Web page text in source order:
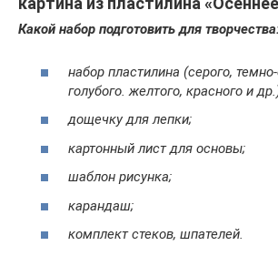
Какой набор подготовить для
набор пластилина (серого,
голубого. желтого, красного и
дощечку для лепки;
картонный лист для основы;
шаблон рисунка;
карандаш;
комплект стеков, шпателей.